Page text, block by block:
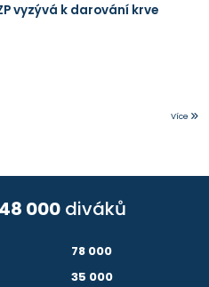
vyzývá k darování krve
Více
000 diváků
78 000
35 000